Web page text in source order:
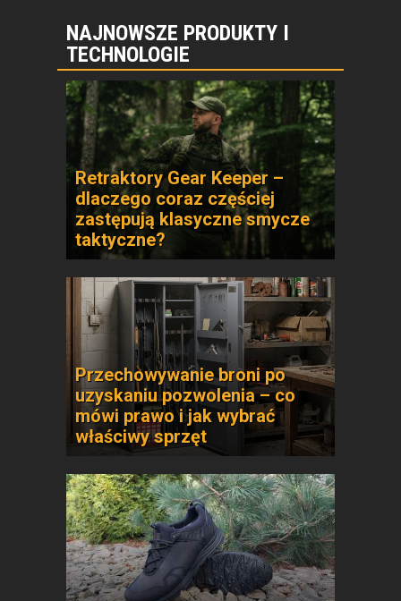
NAJNOWSZE PRODUKTY I
TECHNOLOGIE
Retraktory Gear Keeper –
dlaczego coraz częściej
zastępują klasyczne smycze
taktyczne?
Przechowywanie broni po
uzyskaniu pozwolenia – co
mówi prawo i jak wybrać
właściwy sprzęt